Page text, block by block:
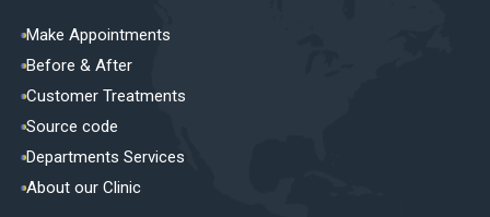
Make Appointments
Before & After
Customer Treatments
Source code
Departments Services
About our Clinic